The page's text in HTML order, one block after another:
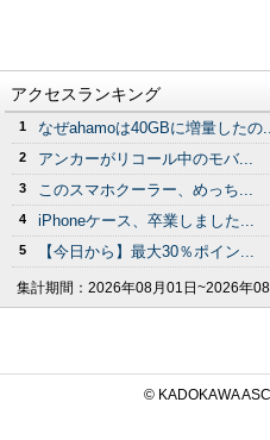
アクセスランキング
1 なぜahamoは40GBに増量したの
2 アンカーがリコール中のモバ...
3 このスマホクーラー、めっち...
4 iPhoneケース、卒業しました...
5 【今日から】最大30％ポイン...
集計期間： 2026年08月01日~2026年08
© KADOKAWA